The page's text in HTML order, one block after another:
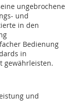
ungebrochene
und
in den
Bedienung
in
gewährleisten.
und